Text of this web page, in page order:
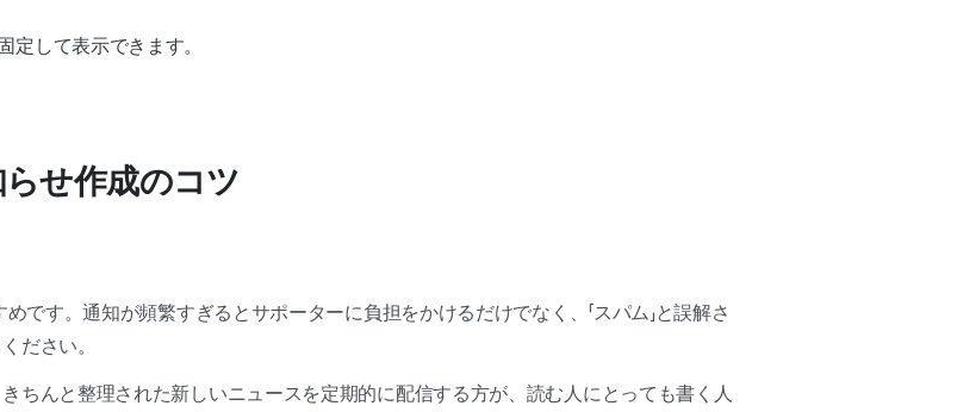
定して表示できます。
せ作成のコツ
です。通知が頻繁すぎるとサポーターに負担をかけるだけでなく、「スパム」と誤解さ
ださい。
ちんと整理された新しいニュースを定期的に配信する方が、読む人にとっても書く人